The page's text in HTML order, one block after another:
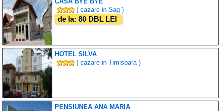
( cazare in Sag )
de la: 80 DBL LEI
HOTEL SILVA
( cazare in Timisoara )
PENSIUNEA ANA MARIA